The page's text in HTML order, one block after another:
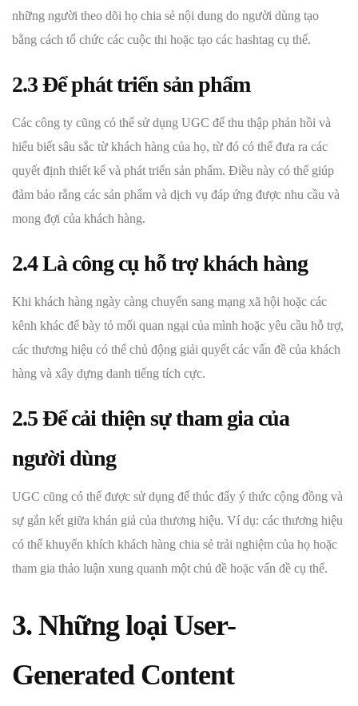
những người theo dõi họ chia sẻ nội dung do người dùng tạo
bằng cách tổ chức các cuộc thi hoặc tạo các hashtag cụ thể.
2.3 Để phát triển sản phẩm
Các công ty cũng có thể sử dụng UGC để thu thập phản hồi và
hiểu biết sâu sắc từ khách hàng của họ, từ đó có thể đưa ra các
quyết định thiết kế và phát triển sản phẩm. Điều này có thể giúp
đảm bảo rằng các sản phẩm và dịch vụ đáp ứng được nhu cầu và
mong đợi của khách hàng.
2.4 Là công cụ hỗ trợ khách hàng
Khi khách hàng ngày càng chuyển sang mạng xã hội hoặc các
kênh khác để bày tỏ mối quan ngại của mình hoặc yêu cầu hỗ trợ,
các thương hiệu có thể chủ động giải quyết các vấn đề của khách
hàng và xây dựng danh tiếng tích cực.
2.5 Để cải thiện sự tham gia của
người dùng
UGC cũng có thể được sử dụng để thúc đẩy ý thức cộng đồng và
sự gắn kết giữa khán giả của thương hiệu. Ví dụ: các thương hiệu
có thể khuyến khích khách hàng chia sẻ trải nghiệm của họ hoặc
tham gia thảo luận xung quanh một chủ đề hoặc vấn đề cụ thể.
3. Những loại User-
Generated Content